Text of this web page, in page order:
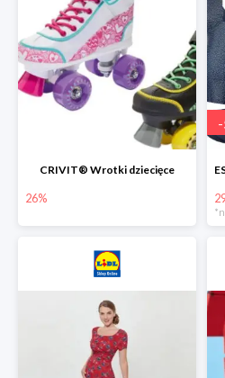
CRIVIT® Wrotki dziecięce
26%
-